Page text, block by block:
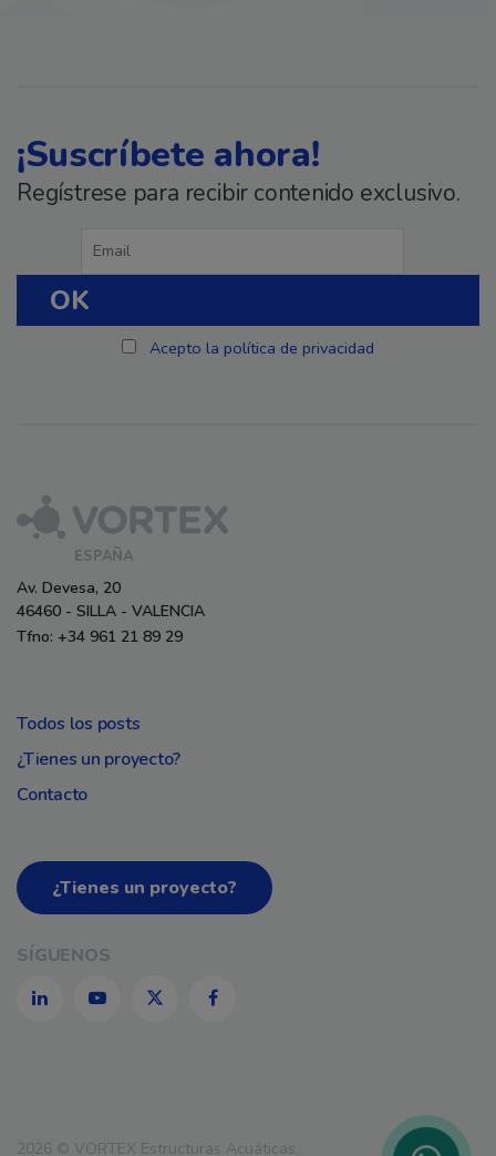
¡Suscríbete ahora!
Regístrese para recibir contenido exclusivo.
Acepto la política de privacidad
ESPAÑA
Av. Devesa, 20
46460 - SILLA - VALENCIA
Tfno: +34 961 21 89 29
Todos los posts
¿Tienes un proyecto?
Contacto
¿Tienes un proyecto?
SÍGUENOS
LinkedInYoutubeTwitter Facebook
2026 © VORTEX Estructuras Acuáticas. WhatsApp